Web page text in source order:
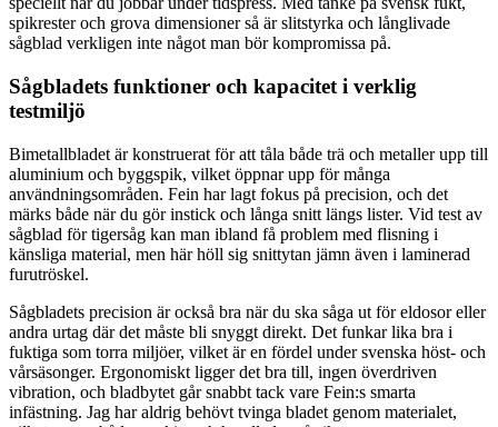
spikrester och grova dimensioner så är slitstyrka och långlivade
sågblad verkligen inte något man bör kompromissa på.
Sågbladets funktioner och kapacitet i verklig
testmiljö
Bimetallbladet är konstruerat för att tåla både trä och metaller upp till
aluminium och byggspik, vilket öppnar upp för många
användningsområden. Fein har lagt fokus på precision, och det
märks både när du gör instick och långa snitt längs lister. Vid test av
sågblad för tigersåg kan man ibland få problem med flisning i
känsliga material, men här höll sig snittytan jämn även i laminerad
furutröskel.
Sågbladets precision är också bra när du ska såga ut för eldosor eller
andra urtag där det måste bli snyggt direkt. Det funkar lika bra i
fuktiga som torra miljöer, vilket är en fördel under svenska höst- och
vårsäsonger. Ergonomiskt ligger det bra till, ingen överdriven
vibration, och bladbytet går snabbt tack vare Fein:s smarta
infästning. Jag har aldrig behövt tvinga bladet genom materialet,